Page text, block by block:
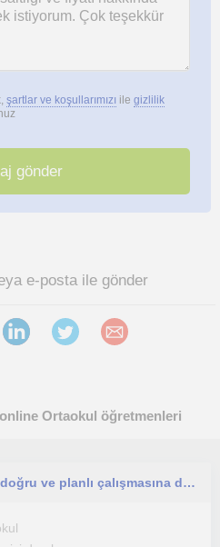
şartlar ve koşullarımızı ile gizlilik
e-posta ile gönder
Ortaokul öğretmenleri
Sınav grubu öğrencilerinin doğru ve planlı çalışmasına destek olmak istiyorum